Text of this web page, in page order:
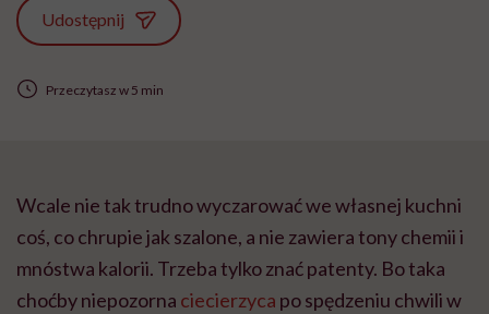
Udostępnij
Przeczytasz w 5 min
Wcale nie tak trudno wyczarować we własnej kuchni
coś, co chrupie jak szalone, a nie zawiera tony chemii i
mnóstwa kalorii. Trzeba tylko znać patenty. Bo taka
choćby niepozorna ciecierzyca po spędzeniu chwili w